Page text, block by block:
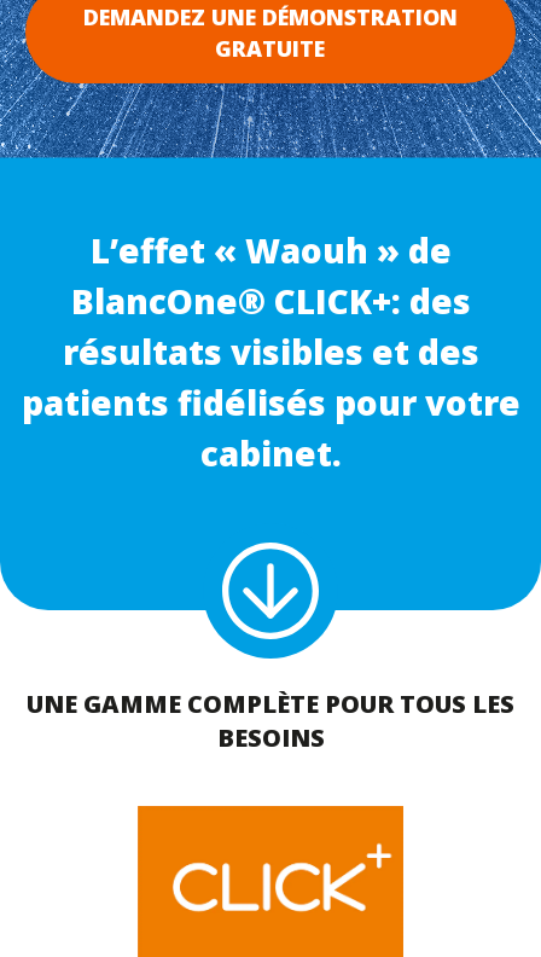
DEMANDEZ UNE DÉMONSTRATION
GRATUITE
L’effet « Waouh » de
BlancOne® CLICK+: des
résultats visibles et des
patients fidélisés pour votre
cabinet.
UNE GAMME COMPLÈTE POUR TOUS LES
BESOINS